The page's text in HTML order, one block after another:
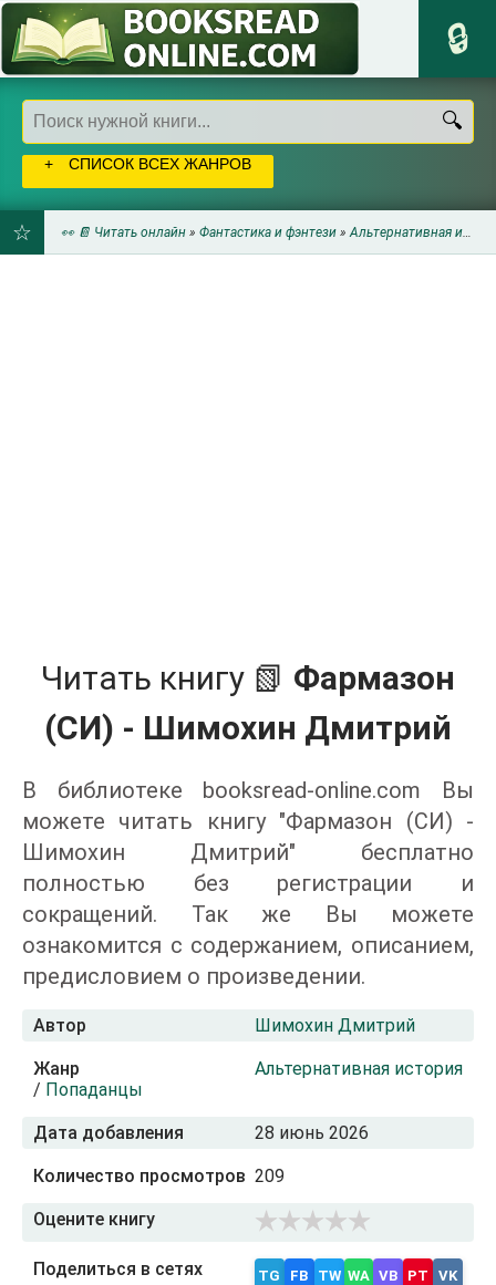
СПИСОК ВСЕХ ЖАНРОВ
👀 📔 Читать онлайн » Фантастика и фэнтези »Альтернативная история
Читать книгу 📗 Фармазон
(СИ) - Шимохин Дмитрий
В библиотеке booksread-online.com Вы
можете читать книгу "Фармазон (СИ) -
Шимохин Дмитрий" бесплатно
полностью без регистрации и
сокращений. Так же Вы можете
ознакомится с содержанием, описанием,
предисловием о произведении.
Автор Шимохин Дмитрий
Жанр
Альтернативная история
/ Попаданцы
Дата добавления 28 июнь 2026
Количество просмотров 209
Оцените книгу
Поделиться в сетях TG FB TW WA VB PT VK